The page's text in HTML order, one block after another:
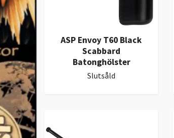
ASP Envoy T60 Black
Scabbard
Batonghölster
Slutsåld